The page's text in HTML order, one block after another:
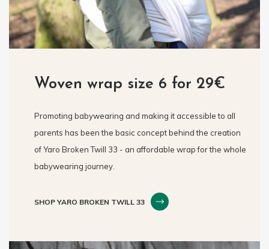
Woven wrap size 6 for 29€
Promoting babywearing and making it accessible to all
parents has been the basic concept behind the creation
of Yaro Broken Twill 33 - an affordable wrap for the whole
babywearing journey.
SHOP YARO BROKEN TWILL 33